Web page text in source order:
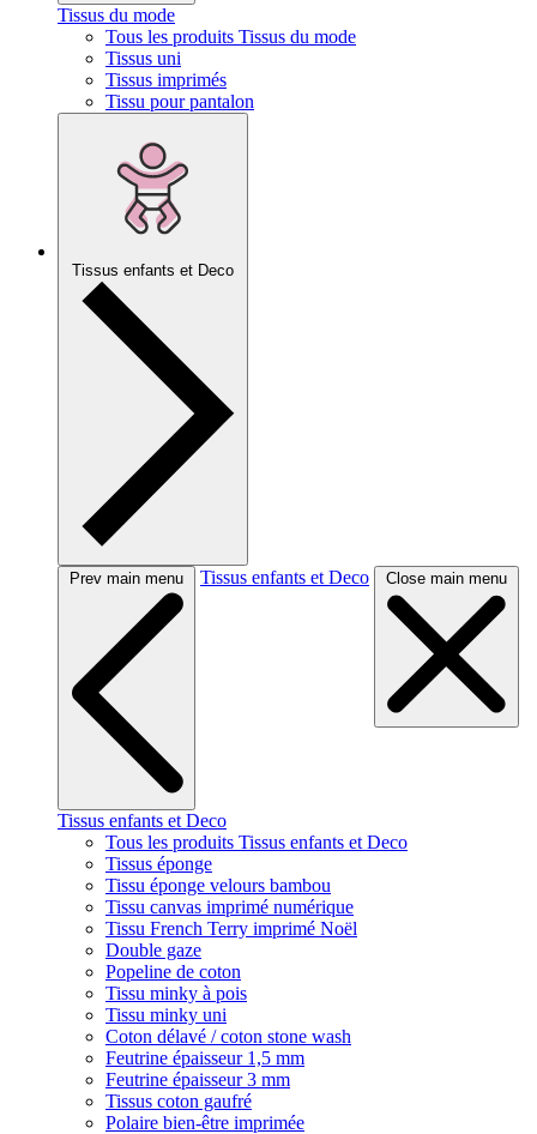
Tissus du mode
Tous les produits Tissus du mode
Tissus uni
Tissus imprimés
Tissu pour pantalon
Tissus enfants et Deco
Prev main menu Tissus enfants et Deco Close main menu
Tissus enfants et Deco
Tous les produits Tissus enfants et Deco
Tissus éponge
Tissu éponge velours bambou
Tissu canvas imprimé numérique
Tissu French Terry imprimé Noël
Double gaze
Popeline de coton
Tissu minky à pois
Tissu minky uni
Coton délavé / coton stone wash
Feutrine épaisseur 1,5 mm
Feutrine épaisseur 3 mm
Tissus coton gaufré
Polaire bien-être imprimée